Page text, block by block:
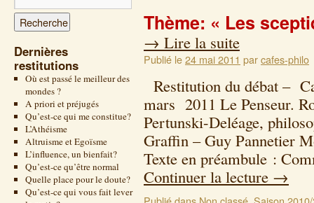
Dernières
restitutions
Où est passé le meilleur des
mondes ?
A priori et préjugés
Qu’est-ce qui me constitue?
L’Athéisme
Altruisme et Egoïsme
L’influence, un bienfait?
Qu’est-ce qu’être normal
Quelle place pour le doute?
Qu’est-ce qui vous fait lever
Thème: « Les
→ Lire la suite
Publié le24 mai 2011 parcafes-philo
Restitution du débat –
mars 2011 Le Penseur.
Pertunski-Deléage,
Graffin – Guy Pannetier
Texte en préambule :
Continuer la lecture →